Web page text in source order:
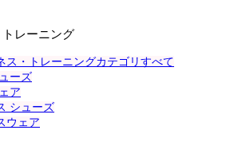
レーニング
ス・トレーニングカテゴリすべて
ーズ
ア
シューズ
ウェア